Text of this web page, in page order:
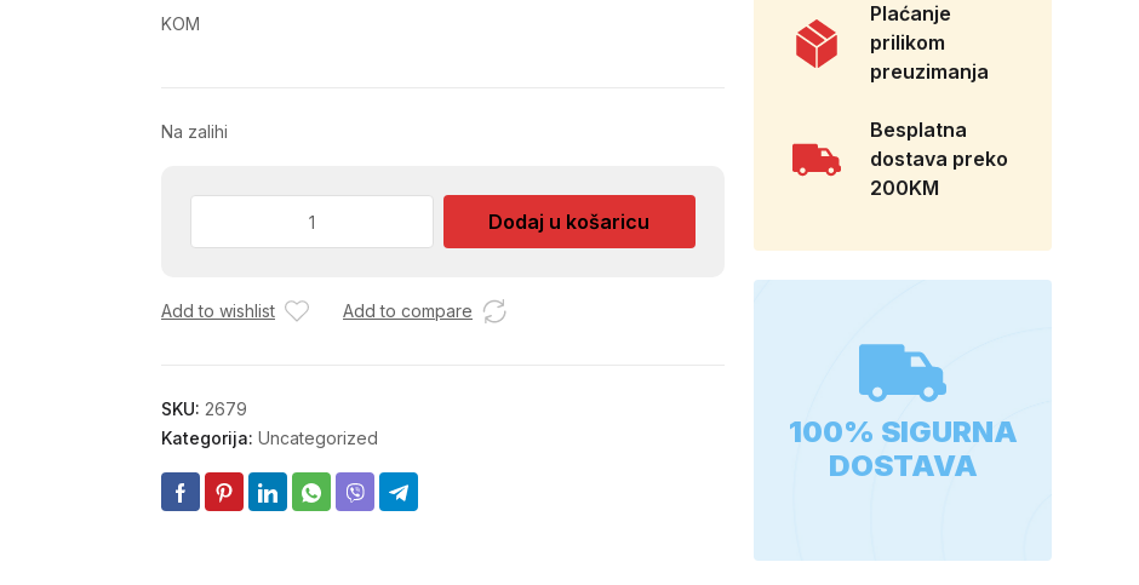
KOM
Na zalihi
24
Dodaj u košaricu
Add to wishlist Add to compare
SKU: 2679
Kategorija: Uncategorized
Plaćanje
prilikom
preuzimanja
Besplatna
dostava preko
200KM
100% SIGURNA
DOSTAVA